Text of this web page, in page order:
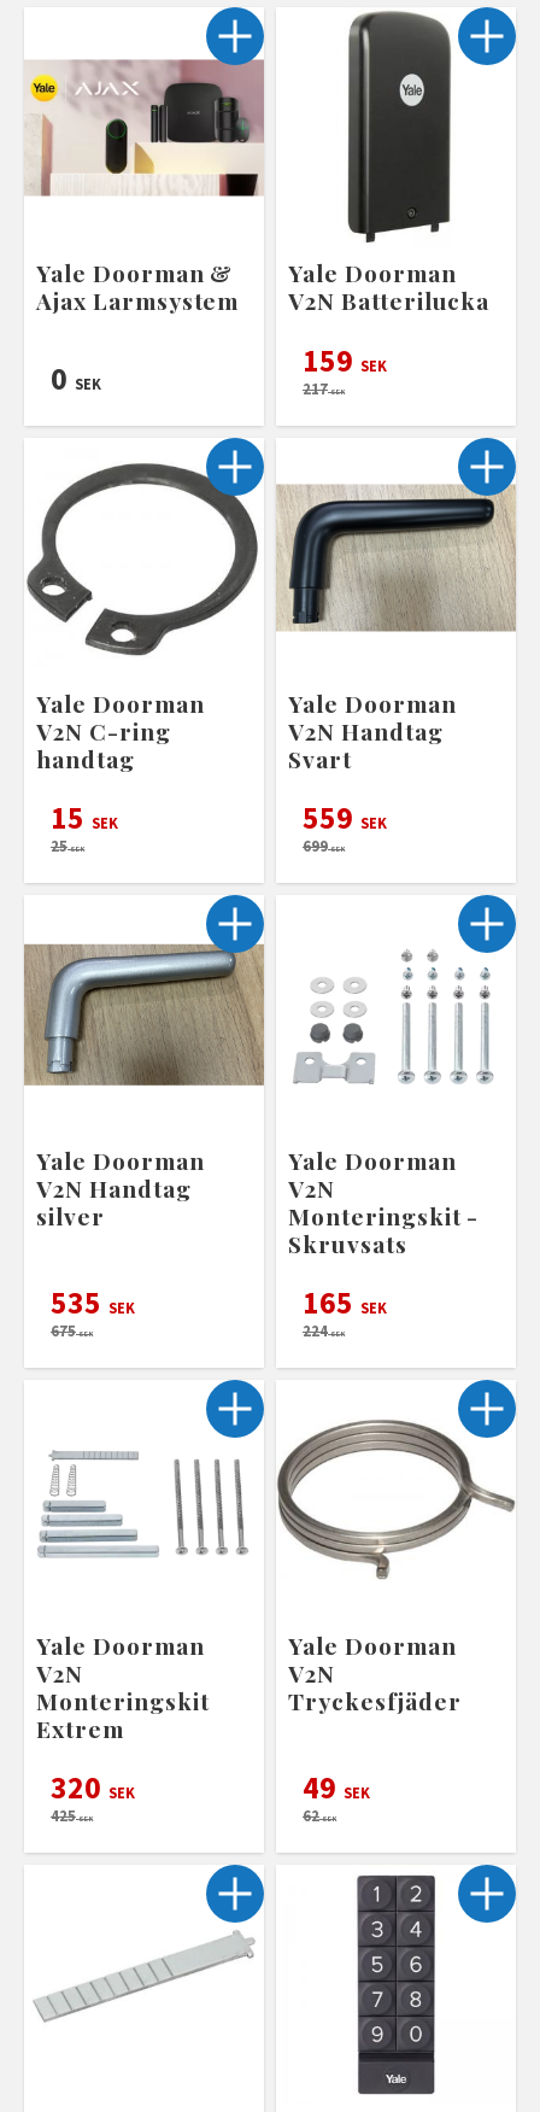
Yale Doorman &
Ajax Larmsystem
0 SEK
Yale Doorman
V2N Batterilucka
159 SEK
217SEK
Yale Doorman
V2N C-ring
handtag
15 SEK
25SEK
Yale Doorman
V2N Handtag
Svart
559 SEK
699SEK
Yale Doorman
V2N Handtag
silver
535 SEK
675SEK
Yale Doorman
V2N
Monteringskit -
Skruvsats
165 SEK
224SEK
Yale Doorman
V2N
Monteringskit
Extrem
320 SEK
425SEK
Yale Doorman
V2N
Tryckesfjäder
49 SEK
62SEK